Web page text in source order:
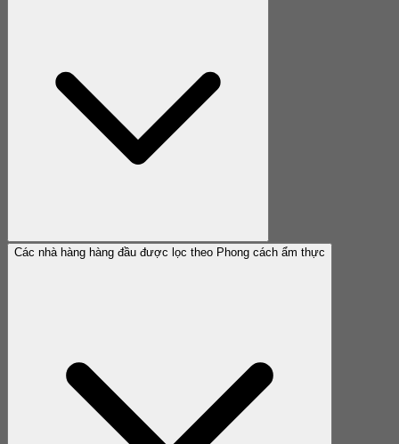
Các nhà hàng hàng đầu được lọc theo Phong cách ẩm thực